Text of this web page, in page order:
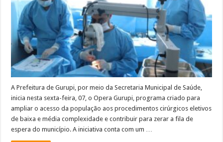
A Prefeitura de Gurupi, por meio da Secretaria Municipal de Saúde,
inicia nesta sexta-feira, 07, o Opera Gurupi, programa criado para
ampliar o acesso da população aos procedimentos cirúrgicos eletivos
de baixa e média complexidade e contribuir para zerar a fila de
espera do município. A iniciativa conta com um …